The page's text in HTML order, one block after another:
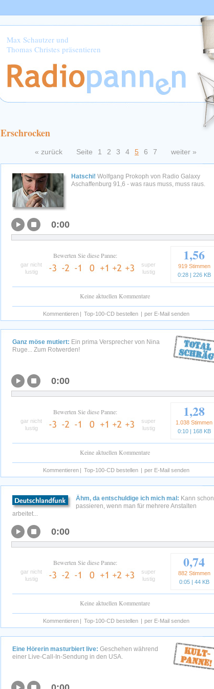
Max Schautzer und
Thomas Christes präsentieren
Erschrocken
« zurück Seite 1 2 3 4 5 6 7 weiter »
Hatschi! Wolfgang Prokoph von Radio Galaxy
Aschaffenburg 91,6 - was raus muss, muss raus.
0:00
Bewerten Sie diese Panne:
gar nicht
lustig
super
lustig
1,56
919 Stimmen
0:28 | 226 KB
Keine aktuellen Kommentare
Kommentieren | Top-100-CD bestellen | per E-Mail senden
Ganz möse mutiert: Ein prima Versprecher von Nina
Ruge... Zum Rotwerden!
0:00
Bewerten Sie diese Panne:
gar nicht
lustig
super
lustig
1,28
1.038 Stimmen
0:10 | 168 KB
Keine aktuellen Kommentare
Kommentieren | Top-100-CD bestellen | per E-Mail senden
Ähm, da entschuldige ich mich mal: Kann schon
passieren, wenn man für mehrere Anstalten
arbeitet...
0:00
Bewerten Sie diese Panne:
gar nicht
lustig
super
lustig
0,74
882 Stimmen
0:05 | 44 KB
Keine aktuellen Kommentare
Kommentieren | Top-100-CD bestellen | per E-Mail senden
Eine Hörerin masturbiert live: Geschehen während
einer Live-Call-In-Sendung in den USA.